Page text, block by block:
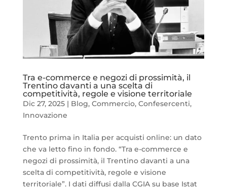
Tra e-commerce e negozi di prossimità, il
Trentino davanti a una scelta di
competitività, regole e visione territoriale
Dic 27, 2025| Blog, Commercio, Confesercenti,
Innovazione
Trento prima in Italia per acquisti online: un dato
che va letto fino in fondo. “Tra e-commerce e
negozi di prossimità, il Trentino davanti a una
scelta di competitività, regole e visione
territoriale”. I dati diffusi dalla CGIA su base Istat